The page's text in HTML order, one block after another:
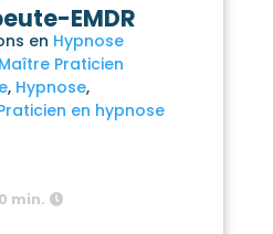
EMDR
en Hypnose
Maître Praticien
Hypnose
en hypnose
min.